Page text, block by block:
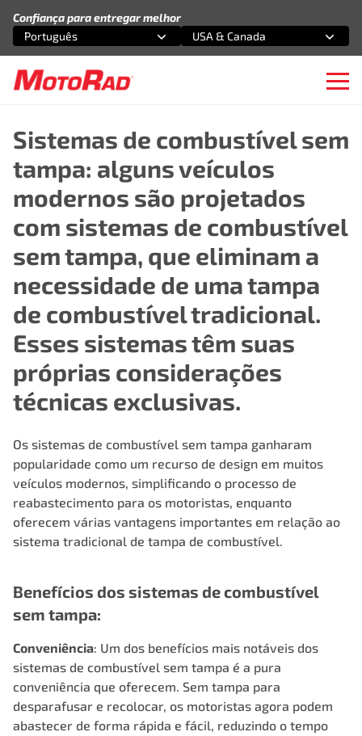
Confiança para entregar melhor
Selecione uma opção
Português
Selecione uma opção
USA & Canada
Sistemas de combustível sem
tampa: alguns veículos
modernos são projetados
com sistemas de combustível
sem tampa, que eliminam a
necessidade de uma tampa
de combustível tradicional.
Esses sistemas têm suas
próprias considerações
técnicas exclusivas.
Os sistemas de combustível sem tampa ganharam
popularidade como um recurso de design em muitos
veículos modernos, simplificando o processo de
reabastecimento para os motoristas, enquanto
oferecem várias vantagens importantes em relação ao
sistema tradicional de tampa de combustível.
Benefícios dos sistemas de combustível
sem tampa:
Conveniência: Um dos benefícios mais notáveis dos
sistemas de combustível sem tampa é a pura
conveniência que oferecem. Sem tampa para
desparafusar e recolocar, os motoristas agora podem
abastecer de forma rápida e fácil, reduzindo o tempo